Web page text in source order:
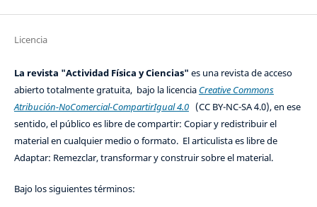
Licencia
La revista "Actividad Física y Ciencias" es una revista de acceso
abierto totalmente gratuita, bajo la licencia Creative Commons
Atribución-NoComercial-CompartirIgual 4.0(CC BY-NC-SA 4.0), en ese
sentido, el público es libre de compartir: Copiar y redistribuir el
material en cualquier medio o formato. El articulista es libre de
Adaptar: Remezclar, transformar y construir sobre el material.
Bajo los siguientes términos: